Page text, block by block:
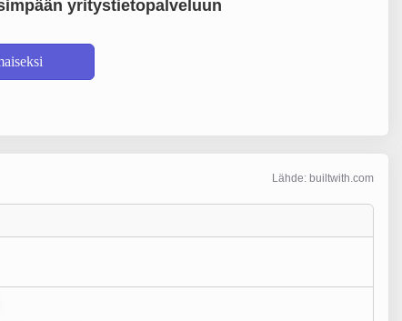
yritystietopalveluun
Lähde: builtwith.com